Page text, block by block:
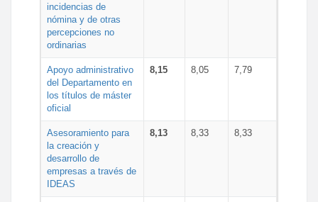
incidencias de
nómina y de otras
percepciones no
ordinarias
Apoyo administrativo
del Departamento en
los títulos de máster
oficial
8,15 8,05 7,79
Asesoramiento para
la creación y
desarrollo de
empresas a través de
IDEAS
8,13 8,33 8,33